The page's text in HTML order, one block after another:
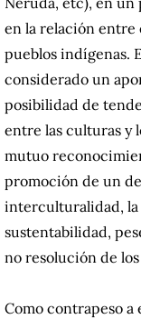
en la relación entre
pueblos indígenas.
considerado un
posibilidad de
entre las culturas y
mutuo
promoción de un
interculturalidad, la
sustentabilidad,
no resolución de
Como contrapeso a